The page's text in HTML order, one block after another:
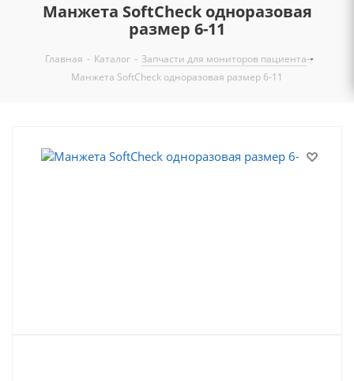
Манжета SoftCheck одноразовая
размер 6-11
Главная - Каталог - Запчасти для мониторов пациента-
Манжета SoftCheck одноразовая размер 6-11